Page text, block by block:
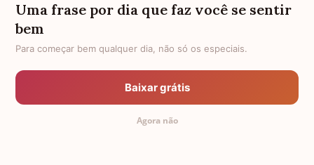
AFILHADO PARA MADRINHA PALAVRAS
FRASES PARA AMIGA EVANGÉLICA 34 ANOS
TEXTOS PEQUENOS PARA AMIGA
Uma frase por dia que faz você se sentir
bem
Para começar bem qualquer dia, não só os especiais.
Baixar grátis
Agora não